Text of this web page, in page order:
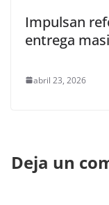
Impulsan
entrega
abril 23, 2026
Deja un